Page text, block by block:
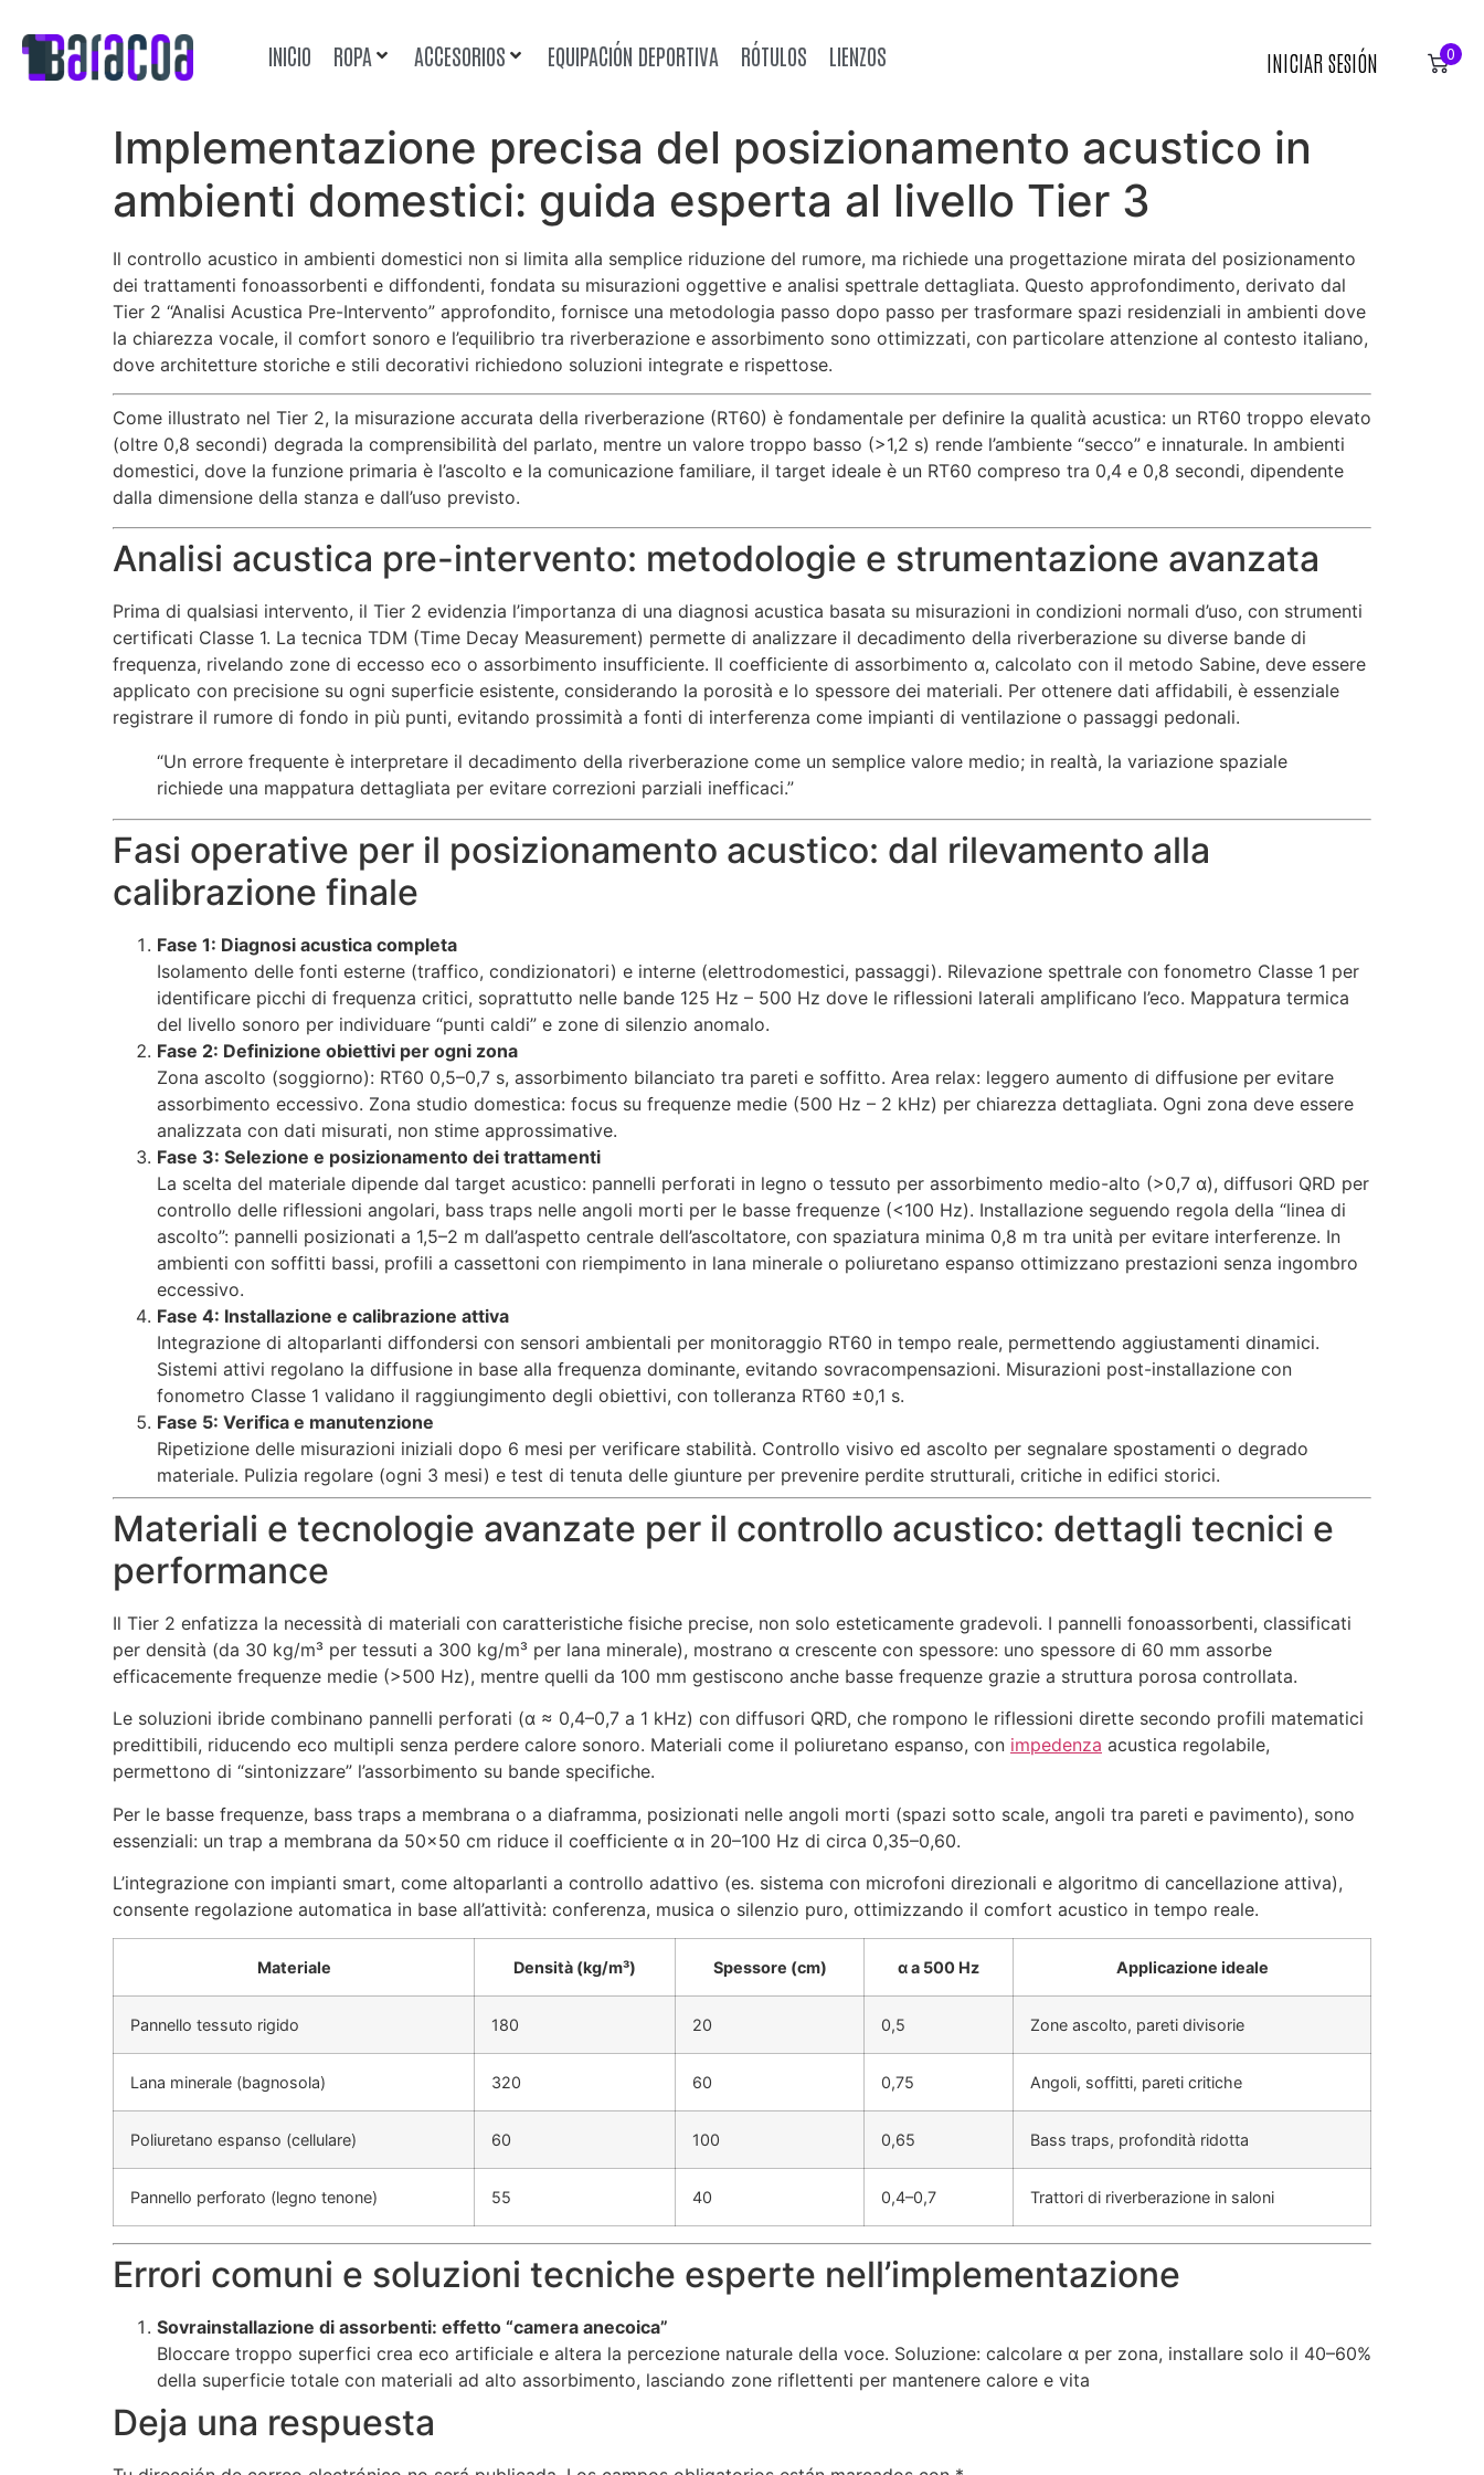
INICIO ROPA ACCESORIOS EQUIPACIÓN DEPORTIVA RÓTULOS LIENZOS INICIAR SESIÓN 0
Implementazione precisa del posizionamento acustico in
ambienti domestici: guida esperta al livello Tier 3
Il controllo acustico in ambienti domestici non si limita alla semplice riduzione del rumore, ma richiede una progettazione mirata del posizionamento
dei trattamenti fonoassorbenti e diffondenti, fondata su misurazioni oggettive e analisi spettrale dettagliata. Questo approfondimento, derivato dal
Tier 2 “Analisi Acustica Pre-Intervento” approfondito, fornisce una metodologia passo dopo passo per trasformare spazi residenziali in ambienti dove
la chiarezza vocale, il comfort sonoro e l’equilibrio tra riverberazione e assorbimento sono ottimizzati, con particolare attenzione al contesto italiano,
dove architetture storiche e stili decorativi richiedono soluzioni integrate e rispettose.
Come illustrato nel Tier 2, la misurazione accurata della riverberazione (RT60) è fondamentale per definire la qualità acustica: un RT60 troppo elevato
(oltre 0,8 secondi) degrada la comprensibilità del parlato, mentre un valore troppo basso (>1,2 s) rende l’ambiente “secco” e innaturale. In ambienti
domestici, dove la funzione primaria è l’ascolto e la comunicazione familiare, il target ideale è un RT60 compreso tra 0,4 e 0,8 secondi, dipendente
dalla dimensione della stanza e dall’uso previsto.
Analisi acustica pre-intervento: metodologie e strumentazione avanzata
Prima di qualsiasi intervento, il Tier 2 evidenzia l’importanza di una diagnosi acustica basata su misurazioni in condizioni normali d’uso, con strumenti
certificati Classe 1. La tecnica TDM (Time Decay Measurement) permette di analizzare il decadimento della riverberazione su diverse bande di
frequenza, rivelando zone di eccesso eco o assorbimento insufficiente. Il coefficiente di assorbimento α, calcolato con il metodo Sabine, deve essere
applicato con precisione su ogni superficie esistente, considerando la porosità e lo spessore dei materiali. Per ottenere dati affidabili, è essenziale
registrare il rumore di fondo in più punti, evitando prossimità a fonti di interferenza come impianti di ventilazione o passaggi pedonali.
“Un errore frequente è interpretare il decadimento della riverberazione come un semplice valore medio; in realtà, la variazione spaziale
richiede una mappatura dettagliata per evitare correzioni parziali inefficaci.”
Fasi operative per il posizionamento acustico: dal rilevamento alla
calibrazione finale
Fase 1: Diagnosi acustica completa
Isolamento delle fonti esterne (traffico, condizionatori) e interne (elettrodomestici, passaggi). Rilevazione spettrale con fonometro Classe 1 per
identificare picchi di frequenza critici, soprattutto nelle bande 125 Hz – 500 Hz dove le riflessioni laterali amplificano l’eco. Mappatura termica
del livello sonoro per individuare “punti caldi” e zone di silenzio anomalo.
Fase 2: Definizione obiettivi per ogni zona
Zona ascolto (soggiorno): RT60 0,5–0,7 s, assorbimento bilanciato tra pareti e soffitto. Area relax: leggero aumento di diffusione per evitare
assorbimento eccessivo. Zona studio domestica: focus su frequenze medie (500 Hz – 2 kHz) per chiarezza dettagliata. Ogni zona deve essere
analizzata con dati misurati, non stime approssimative.
Fase 3: Selezione e posizionamento dei trattamenti
La scelta del materiale dipende dal target acustico: pannelli perforati in legno o tessuto per assorbimento medio-alto (>0,7 α), diffusori QRD per
controllo delle riflessioni angolari, bass traps nelle angoli morti per le basse frequenze (<100 Hz). Installazione seguendo regola della “linea di
ascolto”: pannelli posizionati a 1,5–2 m dall’aspetto centrale dell’ascoltatore, con spaziatura minima 0,8 m tra unità per evitare interferenze. In
ambienti con soffitti bassi, profili a cassettoni con riempimento in lana minerale o poliuretano espanso ottimizzano prestazioni senza ingombro
eccessivo.
Fase 4: Installazione e calibrazione attiva
Integrazione di altoparlanti diffondersi con sensori ambientali per monitoraggio RT60 in tempo reale, permettendo aggiustamenti dinamici.
Sistemi attivi regolano la diffusione in base alla frequenza dominante, evitando sovracompensazioni. Misurazioni post-installazione con
fonometro Classe 1 validano il raggiungimento degli obiettivi, con tolleranza RT60 ±0,1 s.
Fase 5: Verifica e manutenzione
Ripetizione delle misurazioni iniziali dopo 6 mesi per verificare stabilità. Controllo visivo ed ascolto per segnalare spostamenti o degrado
materiale. Pulizia regolare (ogni 3 mesi) e test di tenuta delle giunture per prevenire perdite strutturali, critiche in edifici storici.
Materiali e tecnologie avanzate per il controllo acustico: dettagli tecnici e
performance
Il Tier 2 enfatizza la necessità di materiali con caratteristiche fisiche precise, non solo esteticamente gradevoli. I pannelli fonoassorbenti, classificati
per densità (da 30 kg/m³ per tessuti a 300 kg/m³ per lana minerale), mostrano α crescente con spessore: uno spessore di 60 mm assorbe
efficacemente frequenze medie (>500 Hz), mentre quelli da 100 mm gestiscono anche basse frequenze grazie a struttura porosa controllata.
Le soluzioni ibride combinano pannelli perforati (α ≈ 0,4–0,7 a 1 kHz) con diffusori QRD, che rompono le riflessioni dirette secondo profili matematici
predittibili, riducendo eco multipli senza perdere calore sonoro. Materiali come il poliuretano espanso, con impedenza acustica regolabile,
permettono di “sintonizzare” l’assorbimento su bande specifiche.
Per le basse frequenze, bass traps a membrana o a diaframma, posizionati nelle angoli morti (spazi sotto scale, angoli tra pareti e pavimento), sono
essenziali: un trap a membrana da 50×50 cm riduce il coefficiente α in 20–100 Hz di circa 0,35–0,60.
L’integrazione con impianti smart, come altoparlanti a controllo adattivo (es. sistema con microfoni direzionali e algoritmo di cancellazione attiva),
consente regolazione automatica in base all’attività: conferenza, musica o silenzio puro, ottimizzando il comfort acustico in tempo reale.
Materiale Densità (kg/m³) Spessore (cm) α a 500 Hz Applicazione ideale
Pannello tessuto rigido 180 20 0,5 Zone ascolto, pareti divisorie
Lana minerale (bagnosola) 320 60 0,75 Angoli, soffitti, pareti critiche
Poliuretano espanso (cellulare) 60 100 0,65 Bass traps, profondità ridotta
Pannello perforato (legno tenone) 55 40 0,4–0,7 Trattori di riverberazione in saloni
Errori comuni e soluzioni tecniche esperte nell’implementazione
Sovrainstallazione di assorbenti: effetto “camera anecoica”
Bloccare troppo superfici crea eco artificiale e altera la percezione naturale della voce. Soluzione: calcolare α per zona, installare solo il 40–60%
della superficie totale con materiali ad alto assorbimento, lasciando zone riflettenti per mantenere calore e vita
Deja una respuesta